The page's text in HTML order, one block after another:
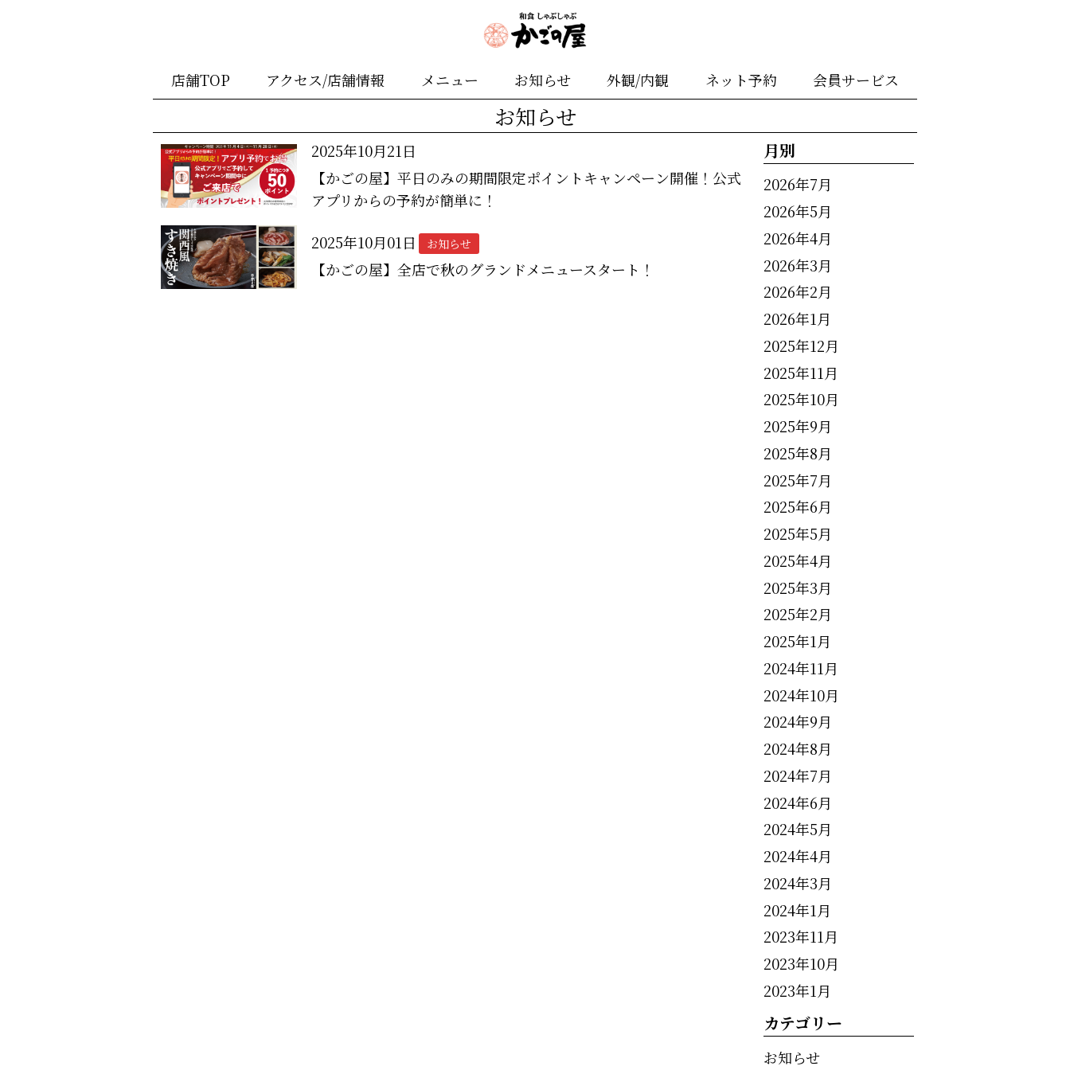
店舗TOP アクセス/店舗情報 メニュー お知らせ 外観/内観 ネット予約 会員サービス
お知らせ
2025年10月21日
【かごの屋】平日のみの期間限定ポイントキャンペーン開催！公式
アプリからの予約が簡単に！
2025年10月01日 お知らせ
【かごの屋】全店で秋のグランドメニュースタート！
月別
2026年7月
2026年5月
2026年4月
2026年3月
2026年2月
2026年1月
2025年12月
2025年11月
2025年10月
2025年9月
2025年8月
2025年7月
2025年6月
2025年5月
2025年4月
2025年3月
2025年2月
2025年1月
2024年11月
2024年10月
2024年9月
2024年8月
2024年7月
2024年6月
2024年5月
2024年4月
2024年3月
2024年1月
2023年11月
2023年10月
2023年1月
カテゴリー
お知らせ